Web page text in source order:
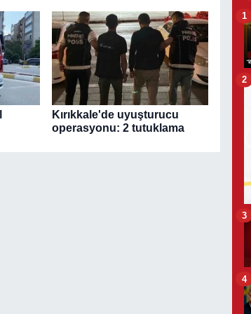
Kırıkkale'de uyuşturucu
operasyonu: 2 tutuklama
1
2
3
4